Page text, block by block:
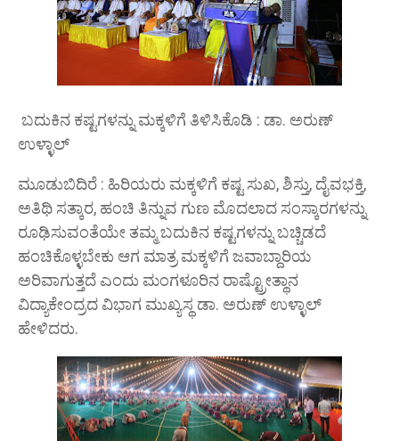
ಬದುಕಿನ ಕಷ್ಟಗಳನ್ನು ಮಕ್ಕಳಿಗೆ ತಿಳಿಸಿಕೊಡಿ : ಡಾ. ಅರುಣ್
ಉಳ್ಳಾಲ್
ಮೂಡುಬಿದಿರೆ : ಹಿರಿಯರು ಮಕ್ಕಳಿಗೆ ಕಷ್ಟ ಸುಖ, ಶಿಸ್ತು, ದೈವಭಕ್ತಿ,
ಅತಿಥಿ ಸತ್ಕಾರ, ಹಂಚಿ ತಿನ್ನುವ ಗುಣ ಮೊದಲಾದ ಸಂಸ್ಕಾರಗಳನ್ನು
ರೂಢಿಸುವಂತೆಯೇ ತಮ್ಮ ಬದುಕಿನ ಕಷ್ಟಗಳನ್ನು ಬಚ್ಚಿಡದೆ
ಹಂಚಿಕೊಳ್ಳಬೇಕು ಆಗ ಮಾತ್ರ ಮಕ್ಕಳಿಗೆ ಜವಾಬ್ದಾರಿಯ
ಅರಿವಾಗುತ್ತದೆ ಎಂದು ಮಂಗಳೂರಿನ ರಾಷ್ಟ್ರೋತ್ಥಾನ
ವಿದ್ಯಾಕೇಂದ್ರದ ವಿಭಾಗ ಮುಖ್ಯಸ್ಥ ಡಾ. ಅರುಣ್ ಉಳ್ಳಾಲ್
ಹೇಳಿದರು.